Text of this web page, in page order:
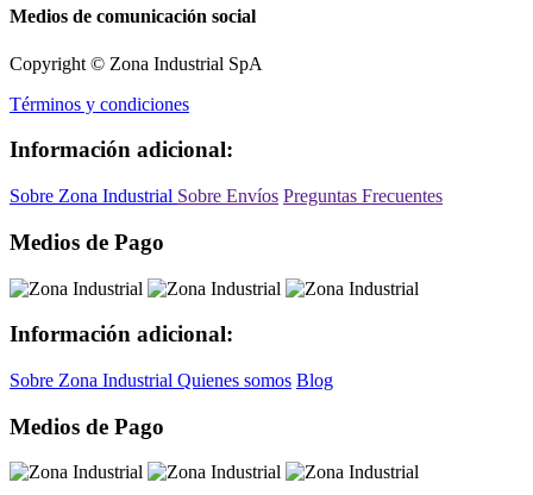
Medios de comunicación social
Copyright © Zona Industrial SpA
Términos y condiciones
Información adicional:
Sobre Zona Industrial Sobre Envíos Preguntas Frecuentes
Medios de Pago
Información adicional:
Sobre Zona Industrial Quienes somos Blog
Medios de Pago